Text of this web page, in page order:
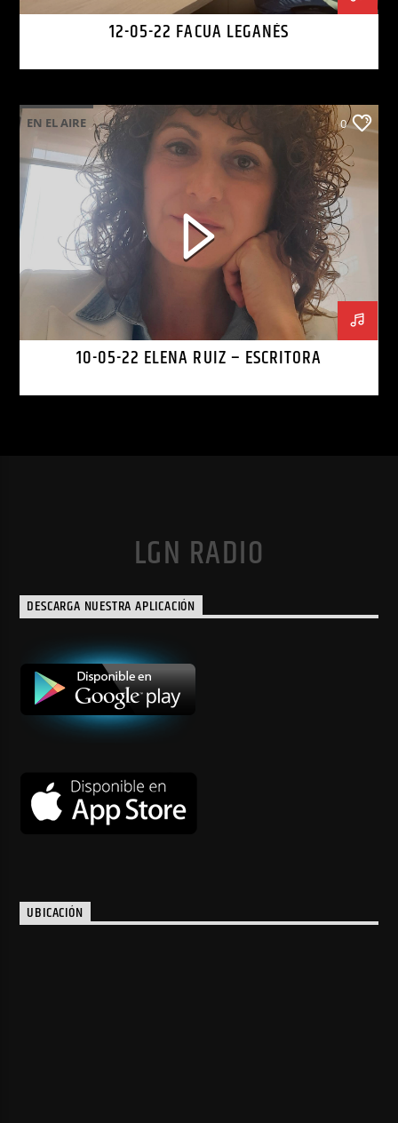
12-05-22 FACUA LEGANÉS
EN EL AIRE 0
10-05-22 ELENA RUIZ – ESCRITORA
LGN RADIO
DESCARGA NUESTRA APLICACIÓN
UBICACIÓN